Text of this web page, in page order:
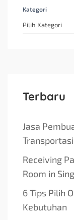
Kategori
Terbaru
Jasa
Receiving
Room in
6 Tips Pilih
Kebutuhan